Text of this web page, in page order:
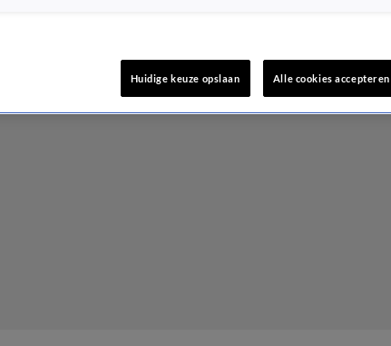
Huidige keuze opslaan Alle cookies accepteren